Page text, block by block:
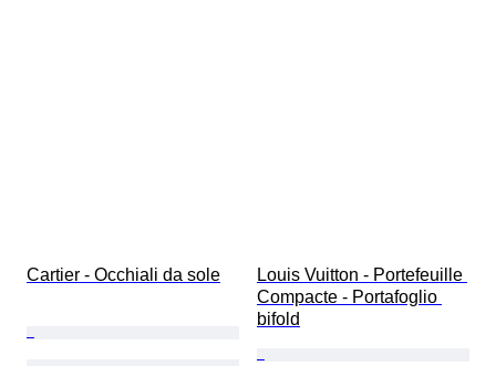
Cartier - Occhiali da sole
Louis Vuitton - Portefeuille
Compacte - Portafoglio
bifold